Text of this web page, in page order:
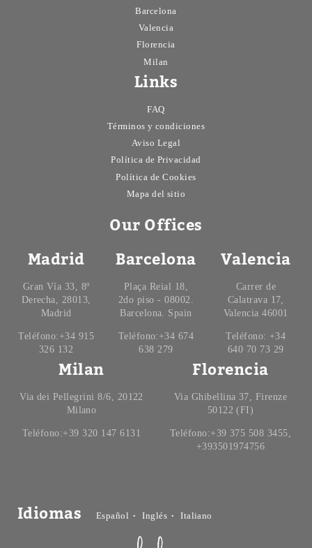
Barcelona
Valencia
Florencia
Milan
Links
FAQ
Términos y condiciones
Aviso Legal
Política de Privacidad
Política de Cookies
Mapa del sitio
Our Offices
Madrid
Gran Vía 33, 8º
Derecha, 28013,
Madrid
Teléfono:+34 915
326 132
Barcelona
Plaça Reial 18,
2do piso - 08002.
Barcelona. Spain
Teléfono:+34 674
638 279
Valencia
Carrer de
Calatrava 17,
Valencia 46001
Teléfono: +34
640 70 73 29
Milan
Via dei Pellegrini 8/6, 20122
Milano
Teléfono:+39 320 147 6131
Florencia
Via Ghibellina 37, Firenze
50122 (FI)
Teléfono:+39 375 508 3455,
+393501974756
Idiomas Español Inglés Italiano